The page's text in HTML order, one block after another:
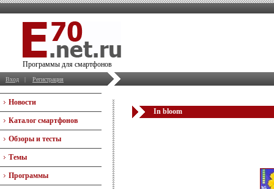
Программы для смартфонов
Вход | Регистрация
Новости
Каталог смартфонов
Обзоры и тесты
Темы
Программы
In bloom